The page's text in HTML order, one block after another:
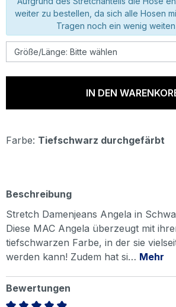
weiter zu bestellen, da sich alle Hosen
Tragen noch ein wenig
IN DEN
Farbe: Tiefschwarz durchgefärbt
Beschreibung
Stretch Damenjeans Angela in
Diese MAC Angela überzeugt mit
tiefschwarzen Farbe, in der sie
werden kann! Zudem hat si… Mehr
Bewertungen